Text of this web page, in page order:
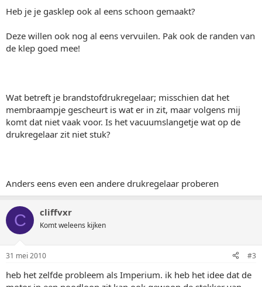
Heb je je gasklep ook al eens schoon gemaakt?
Deze willen ook nog al eens vervuilen. Pak ook de randen van
de klep goed mee!
Wat betreft je brandstofdrukregelaar; misschien dat het
membraampje gescheurt is wat er in zit, maar volgens mij
komt dat niet vaak voor. Is het vacuumslangetje wat op de
drukregelaar zit niet stuk?
Anders eens even een andere drukregelaar proberen
C cliffvxr
Komt weleens kijken
31 mei 2010 #3
heb het zelfde probleem als Imperium. ik heb het idee dat de